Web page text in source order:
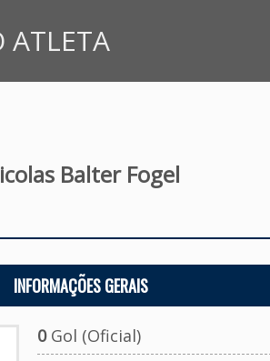
ATLETA
Balter Fogel
INFORMAÇÕES GERAIS
0Gol (Oficial)